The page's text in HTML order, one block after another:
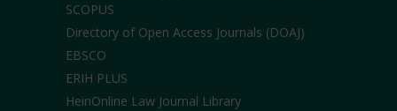
SCOPUS
Directory of Open Access Journals (DOAJ)
EBSCO
ERIH PLUS
HeinOnline Law Journal Library